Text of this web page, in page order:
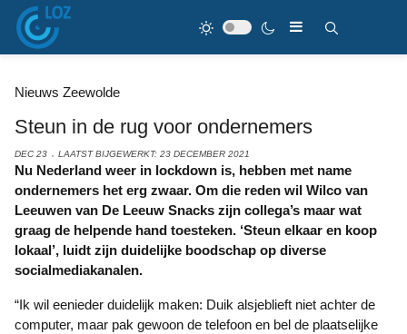
Nieuws Zeewolde
Steun in de rug voor ondernemers
DEC 23 LAATST BIJGEWERKT: 23 DECEMBER 2021
Nu Nederland weer in lockdown is, hebben met name
ondernemers het erg zwaar. Om die reden wil Wilco van
Leeuwen van De Leeuw Snacks zijn collega’s maar wat
graag de helpende hand toesteken. ‘Steun elkaar en koop
lokaal’, luidt zijn duidelijke boodschap op diverse
socialmediakanalen.
“Ik wil eenieder duidelijk maken: Duik alsjeblieft niet achter de
computer, maar pak gewoon de telefoon en bel de plaatselijke